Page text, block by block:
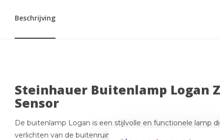
Beschrijving
Steinhauer Buitenlamp Logan
Sensor
De buitenlamp Logan is een stijlvolle en functionele lamp
verlichten van de buitenruimte van je huis. De lamp is